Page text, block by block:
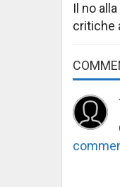
Il no
critiche